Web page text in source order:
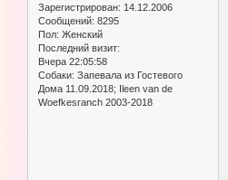
Зарегистрирован: 14.12.2006
Сообщений: 8295
Пол: Женский
Последний визит:
Вчера 22:05:58
Собаки: Запевала из Гостевого
Дома 11.09.2018; Ileen van de
Woefkesranch 2003-2018